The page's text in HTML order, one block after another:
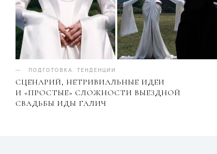
ПОДГОТОВКА ТЕНДЕНЦИИ
СЦЕНАРИЙ, НЕТРИВИАЛЬНЫЕ ИДЕИ
И «ПРОСТЫЕ» СЛОЖНОСТИ ВЫЕЗДНОЙ
СВАДЬБЫ ИДЫ ГАЛИЧ